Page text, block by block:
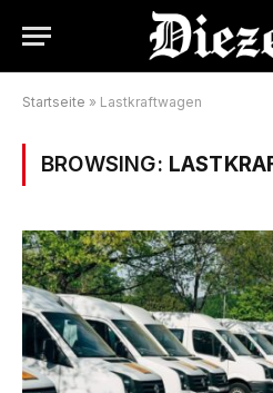
Startseite » Lastkraftwagen
BROWSING: